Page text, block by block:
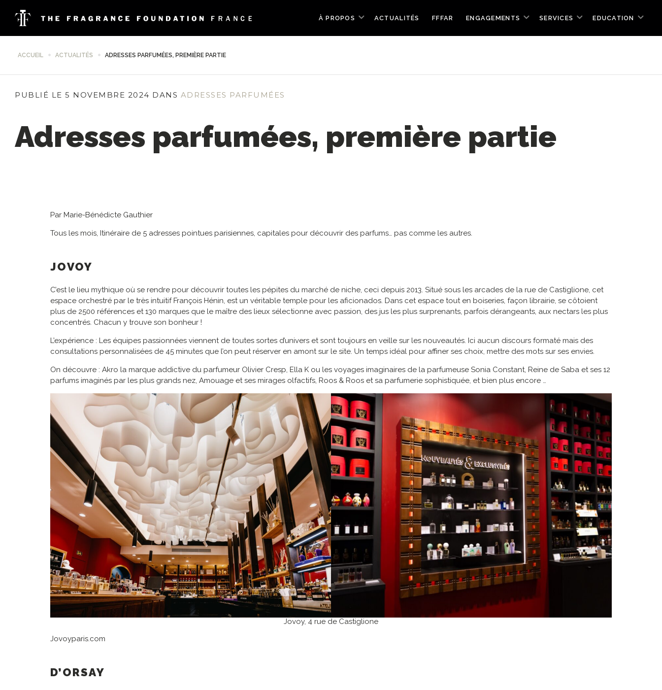
À PROPOS ACTUALITÉS FFFAR ENGAGEMENTS SERVICES EDUCATION
ACCUEIL ACTUALITÉS ADRESSES PARFUMÉES, PREMIÈRE PARTIE
PUBLIÉ LE 5 NOVEMBRE 2024 DANS ADRESSES PARFUMÉES
Adresses parfumées, première partie
Par Marie-Bénédicte Gauthier
Tous les mois, Itinéraire de 5 adresses pointues parisiennes, capitales pour découvrir des parfums… pas comme les autres.
JOVOY
C’est le lieu mythique où se rendre pour découvrir toutes les pépites du marché de niche, ceci depuis 2013. Situé sous les arcades de la rue de Castiglione, cet
espace orchestré par le très intuitif François Hénin, est un véritable temple pour les aficionados. Dans cet espace tout en boiseries, façon librairie, se côtoient
plus de 2500 références et 130 marques que le maître des lieux sélectionne avec passion, des jus les plus surprenants, parfois dérangeants, aux nectars les plus
concentrés. Chacun y trouve son bonheur !
L’expérience : Les équipes passionnées viennent de toutes sortes d’univers et sont toujours en veille sur les nouveautés. Ici aucun discours formaté mais des
consultations personnalisées de 45 minutes que l’on peut réserver en amont sur le site. Un temps idéal pour affiner ses choix, mettre des mots sur ses envies.
On découvre : Akro la marque addictive du parfumeur Olivier Cresp, Ella K ou les voyages imaginaires de la parfumeuse Sonia Constant, Reine de Saba et ses 12
parfums imaginés par les plus grands nez, Amouage et ses mirages olfactifs, Roos & Roos et sa parfumerie sophistiquée, et bien plus encore …
Jovoy, 4 rue de Castiglione
Jovoyparis.com
D’ORSAY